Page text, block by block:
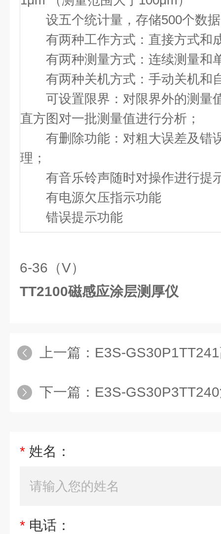
设五个统计量，存储500个数据
有两种工作方式：直接方式和
有两种测量方式：连续测量和
有两种关机方式：手动关机和
可设置限界：对限界外的测量
直方图对一批测量值进行分析；
有删除功能：对粗大误差及错
理；
有音乐铃声随时对操作进行提
有电源欠压指示功能
错误提示功能
6-36（V）
TT2100磁感应涂层测厚仪
上一篇： E3S-
下一篇： E3S-
* 姓名：
* 电话：